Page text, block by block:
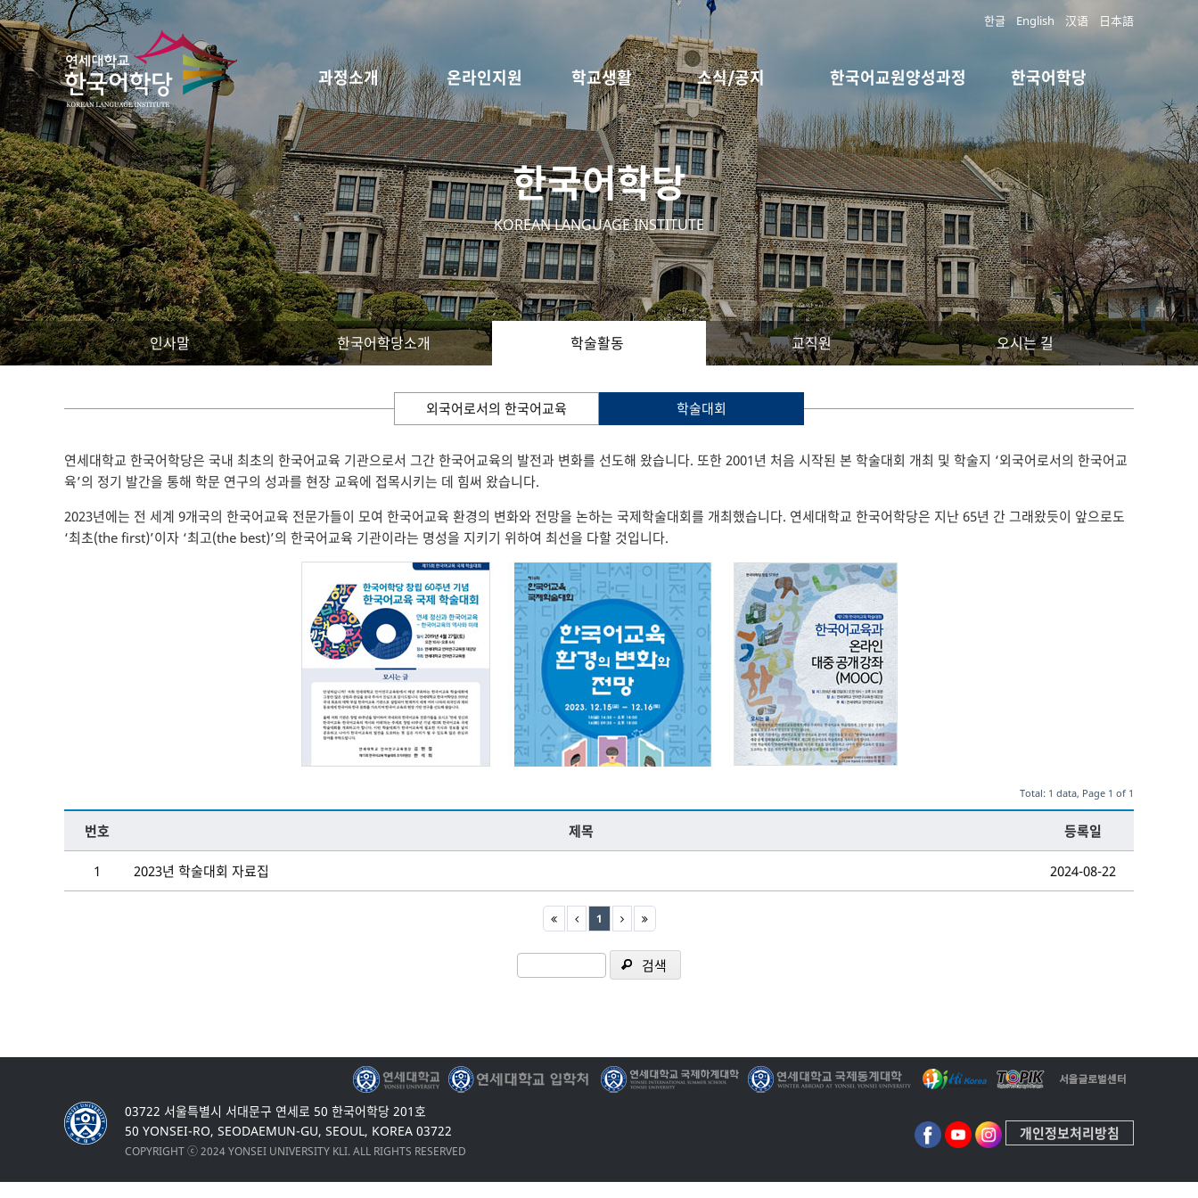
한글 English 汉语 日本語
과정소개 온라인지원 학교생활 소식/공지 한국어교원양성과정 한국어학당
한국어학당
KOREAN LANGUAGE INSTITUTE
인사말 한국어학당소개 학술활동 교직원 오시는 길
외국어로서의 한국어교육 학술대회
연세대학교 한국어학당은 국내 최초의 한국어교육 기관으로서 그간 한국어교육의 발전과 변화를 선도해 왔습니다. 또한 2001년 처음 시작된 본 학술대회 개최 및 학술지 ‘외국어로서의 한국어교
육’의 정기 발간을 통해 학문 연구의 성과를 현장 교육에 접목시키는 데 힘써 왔습니다.
2023년에는 전 세계 9개국의 한국어교육 전문가들이 모여 한국어교육 환경의 변화와 전망을 논하는 국제학술대회를 개최했습니다. 연세대학교 한국어학당은 지난 65년 간 그래왔듯이 앞으로도
‘최초(the first)’이자 ‘최고(the best)’의 한국어교육 기관이라는 명성을 지키기 위하여 최선을 다할 것입니다.
Total: 1 data, Page 1 of 1
번호 제목 등록일
1 2023년 학술대회 자료집 2024-08-22
1
검색
03722 서울특별시 서대문구 연세로 50 한국어학당 201호
50 YONSEI-RO, SEODAEMUN-GU, SEOUL, KOREA 03722
COPYRIGHT ⓒ 2024 YONSEI UNIVERSITY KLI. ALL RIGHTS RESERVED
개인정보처리방침